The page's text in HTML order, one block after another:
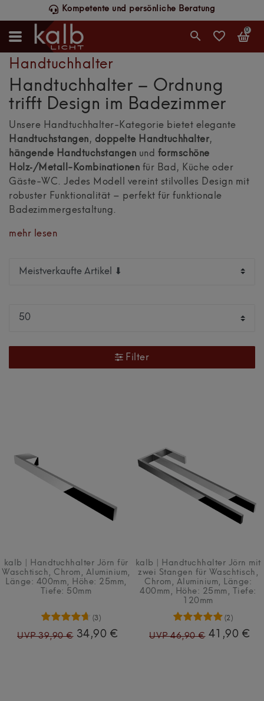
Kompetente und persönliche Beratung
0
Handtuchhalter
Handtuchhalter – Ordnung
trifft Design im Badezimmer
Unsere Handtuchhalter-Kategorie bietet elegante
Handtuchstangen, doppelte Handtuchhalter,
hängende Handtuchstangen und formschöne
Holz‑/Metall-Kombinationen für Bad, Küche oder
Gäste-WC. Jedes Modell vereint stilvolles Design mit
robuster Funktionalität – perfekt für funktionale
Badezimmergestaltung.
mehr lesen
Filter
kalb | Handtuchhalter Jörn für
Waschtisch, Chrom, Aluminium,
Länge: 400mm, Höhe: 25mm,
Tiefe: 50mm
(3)
UVP 39,90 € 34,90 €
kalb | Handtuchhalter Jörn mit
zwei Stangen für Waschtisch,
Chrom, Aluminium, Länge:
400mm, Höhe: 25mm, Tiefe:
120mm
(2)
UVP 46,90 € 41,90 €